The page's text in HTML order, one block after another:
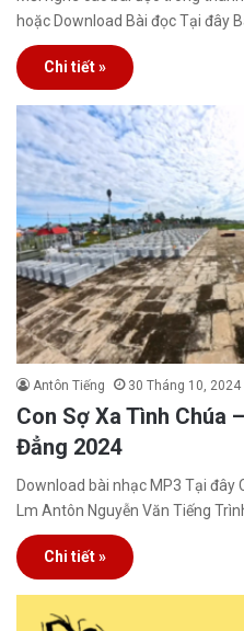
hoặc Download Bài đọc Tại đây
Chi tiết »
Antôn Tiếng 30 Tháng 10, 2024
Con Sợ Xa Tình Chúa
Đẳng 2024
Download bài nhạc MP3 Tại đây
Lm Antôn Nguyễn Văn Tiếng
Chi tiết »